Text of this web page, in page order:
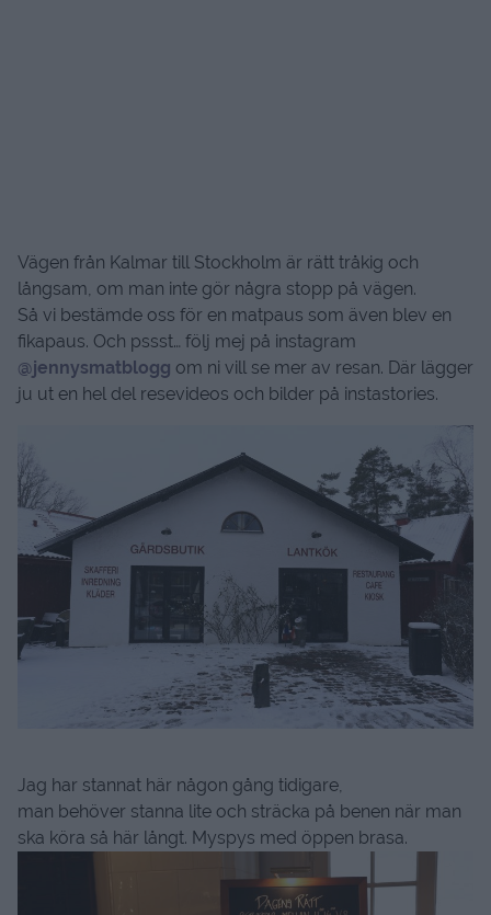
Vägen från Kalmar till Stockholm är rätt tråkig och
långsam, om man inte gör några stopp på vägen.
Så vi bestämde oss för en matpaus som även blev en
fikapaus. Och pssst… följ mej på instagram
@jennysmatblogg om ni vill se mer av resan. Där lägger
ju ut en hel del resevideos och bilder på instastories.
Jag har stannat här någon gång tidigare,
man behöver stanna lite och sträcka på benen när man
ska köra så här långt. Myspys med öppen brasa.